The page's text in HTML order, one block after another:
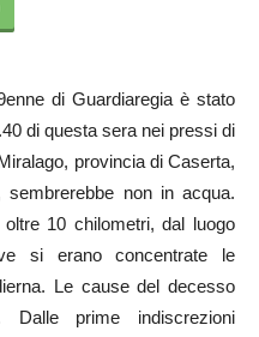
di Guardiaregia è stato
di questa sera nei pressi di
provincia di Caserta,
non in acqua.
10 chilometri, dal luogo
si erano concentrate le
Le cause del decesso
Dalle prime indiscrezioni